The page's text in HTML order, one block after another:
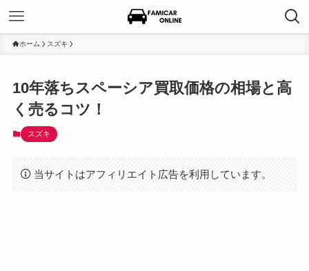
ホーム スズキ
10年落ちスペーシア買取価格の相場と高
く売るコツ！
スズキ
当サイトはアフィリエイト広告を利用しています。